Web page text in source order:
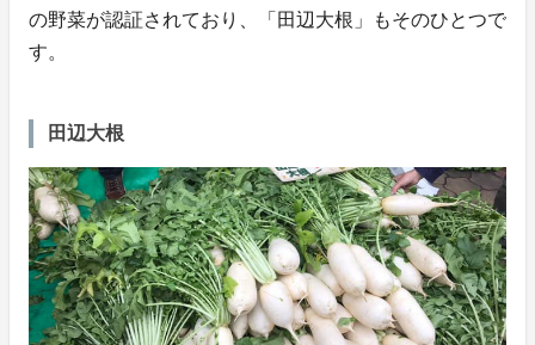
の野菜が認証されており、「田辺大根」もそのひとつで
す。
田辺大根